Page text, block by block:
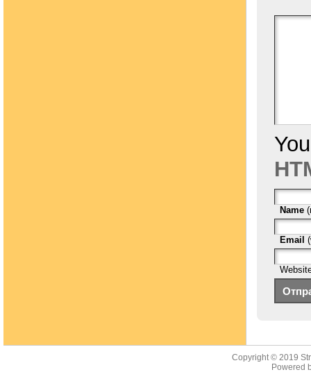
Name
Email
Copyright © 2019
Powered